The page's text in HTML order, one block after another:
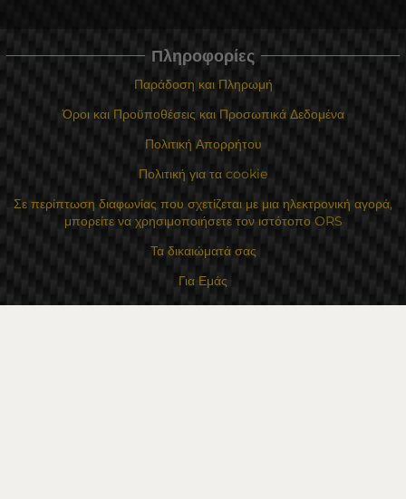
Πληροφορίες
Παράδοση και Πληρωμή
Όροι και Προϋποθέσεις και Προσωπικά Δεδομένα
Πολιτική Απορρήτου
Πολιτική για τα cookie
Σε περίπτωση διαφωνίας που σχετίζεται με μια ηλεκτρονική αγορά,
μπορείτε να χρησιμοποιήσετε τον ιστότοπο ORS
Τα δικαιώματά σας
Για Εμάς
Χάρτης τοποθεσίας